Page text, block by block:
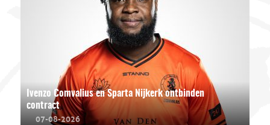
Ivenzo Comvalius en Sparta Nijkerk ontbinden
contract
07-08-2026